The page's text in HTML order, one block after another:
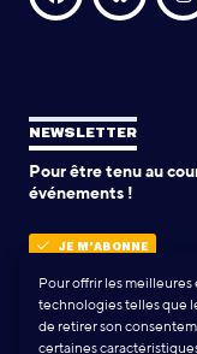
Pour offrir les
technologies telles que
de retirer son
certaines
NEWSLETTER
Pour être tenu au
événements !
JE M'ABONNE
POLITIQUE DE